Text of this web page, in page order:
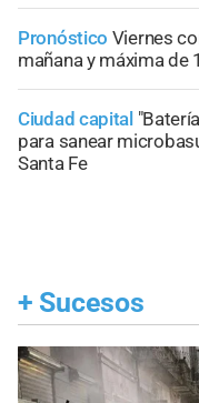
Pronóstico Viernes
mañana y máxima de
Ciudad capital
para sanear
Santa Fe
+ Sucesos